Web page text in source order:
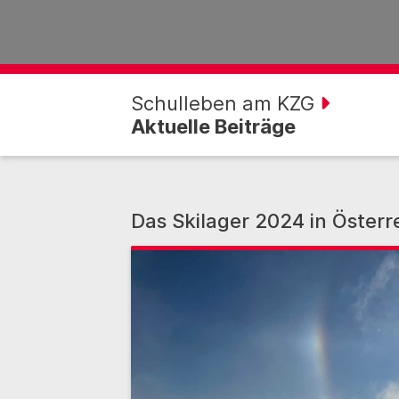
Schulleben am KZG
Aktuelle Beiträge
Das Skilager 2024 in